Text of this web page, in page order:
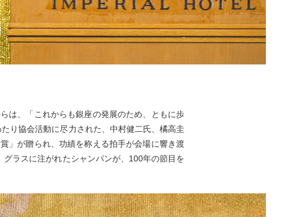
は、「これからも銀座の発展のため、ともに歩
り協会活動に尽力された、中村健二氏、橘高圭
」が贈られ、功績を称える拍手が会場に響き渡
ラスに注がれたシャンパンが、100年の節目を